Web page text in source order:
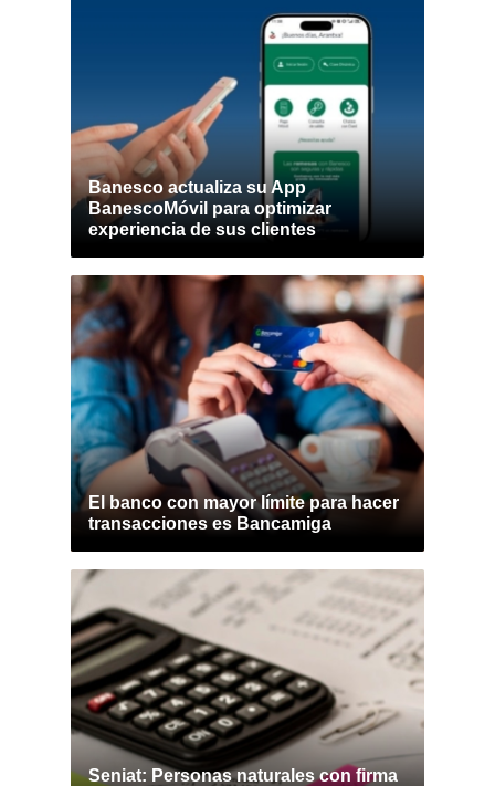
Banesco actualiza su App
BanescoMóvil para optimizar
experiencia de sus clientes
El banco con mayor límite para hacer
transacciones es Bancamiga
Seniat: Personas naturales con firma